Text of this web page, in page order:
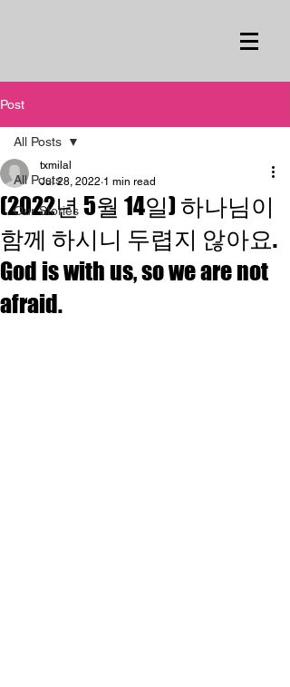
Post
All Posts
Our Stories
All Posts
(2022년 5월 14일) 하나님이
함께 하시니 두렵지 않아요.
God is with us, so we are not
afraid.
txmilal
Jul 28, 2022 1 min read